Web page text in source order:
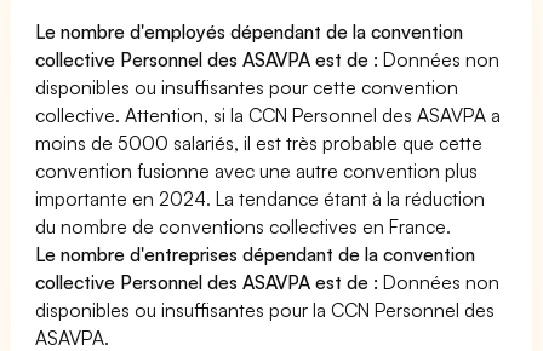
Le nombre d'employés dépendant de la convention
collective Personnel des ASAVPA est de :Données non
disponibles ou insuffisantes pour cette convention
collective. Attention, si la CCN Personnel des ASAVPA a
moins de 5000 salariés, il est très probable que cette
convention fusionne avec une autre convention plus
importante en 2024. La tendance étant à la réduction
du nombre de conventions collectives en France.
Le nombre d'entreprises dépendant de la convention
collective Personnel des ASAVPA est de :Données non
disponibles ou insuffisantes pour la CCN Personnel des
ASAVPA.